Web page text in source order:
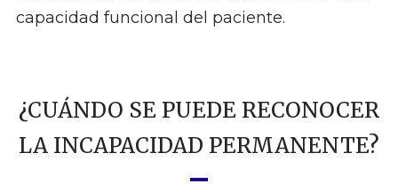
capacidad funcional del paciente.
¿CUÁNDO SE PUEDE RECONOCER
LA INCAPACIDAD PERMANENTE?